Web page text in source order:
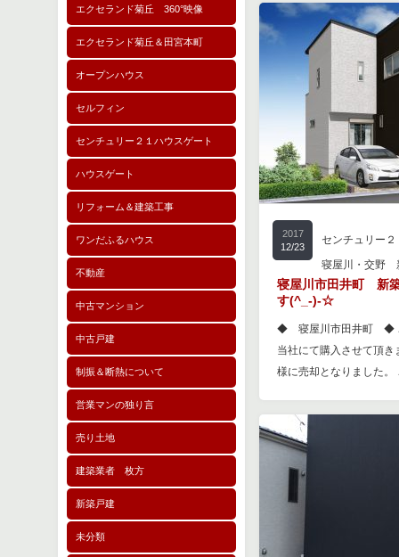
エクセランド菊丘 360°映像
エクセランド菊丘＆田宮本町
オープンハウス
セルフィン
センチュリー２１ハウスゲート
ハウスゲート
リフォーム＆建築工事
ワンだふるハウス
不動産
中古マンション
中古戸建
制振＆断熱について
営業マンの独り言
売り土地
建築業者 枚方
新築戸建
未分類
2017
12/23
センチュリー
寝屋川・交野
寝屋川市田井町 新
す(^_-)-☆
◆ 寝屋川市田井町 ◆
当社にて購入させて頂
様に売却となりました